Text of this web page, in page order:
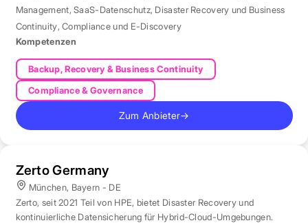
Management,SaaS-Datenschutz, Disaster Recovery und Business
Continuity,Compliance und E-Discovery
Kompetenzen
Backup, Recovery & Business Continuity
Compliance & Governance
Zum Anbieter→
Zerto Germany
München, Bayern - DE
Zerto, seit 2021 Teil von HPE, bietet Disaster Recovery und
kontinuierliche Datensicherung für Hybrid-Cloud-Umgebungen.